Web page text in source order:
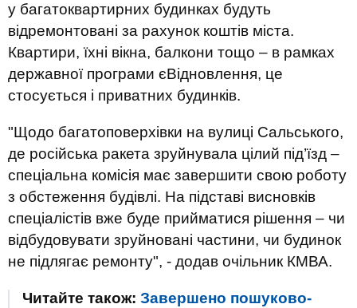
у багатоквартирних будинках будуть
відремонтовані за рахунок коштів міста.
Квартири, їхні вікна, балкони тощо – в рамках
державної програми єВідновлення, це
стосується і приватних будинків.
"Щодо багатоповерхівки на вулиці Сальського,
де російська ракета зруйнувала цілий під’їзд –
спеціальна комісія має завершити свою роботу
з обстеження будівлі. На підставі висновків
спеціалістів вже буде прийматися рішення – чи
відбудовувати зруйновані частини, чи будинок
не підлягає ремонту", - додав очільник КМВА.
Читайте також: Завершено пошуково-